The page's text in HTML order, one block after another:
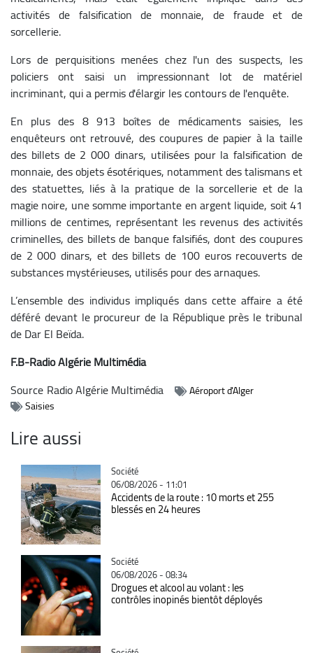
activités de falsification de monnaie, de fraude et de
sorcellerie.
Lors de perquisitions menées chez l'un des suspects, les
policiers ont saisi un impressionnant lot de matériel
incriminant, qui a permis d'élargir les contours de l'enquête.
En plus des 8 913 boîtes de médicaments saisies, les
enquêteurs ont retrouvé, des coupures de papier à la taille
des billets de 2 000 dinars, utilisées pour la falsification de
monnaie, des objets ésotériques, notamment des talismans et
des statuettes, liés à la pratique de la sorcellerie et de la
magie noire, une somme importante en argent liquide, soit 41
millions de centimes, représentant les revenus des activités
criminelles, des billets de banque falsifiés, dont des coupures
de 2 000 dinars, et des billets de 100 euros recouverts de
substances mystérieuses, utilisés pour des arnaques.
L’ensemble des individus impliqués dans cette affaire a été
déféré devant le procureur de la République près le tribunal
de Dar El Beïda.
F.B-Radio Algérie Multimédia
Source Radio Algérie Multimédia
Aéroport d'Alger
Saisies
Lire aussi
Catégorie
Société
06/08/2026 - 11:01
Accidents de la route : 10 morts et 255
blessés en 24 heures
Catégorie
Société
06/08/2026 - 08:34
Drogues et alcool au volant : les
contrôles inopinés bientôt déployés